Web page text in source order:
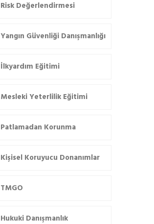
Risk Değerlendirmesi
Yangın Güvenliği Danışmanlığı
İlkyardım Eğitimi
Mesleki Yeterlilik Eğitimi
Patlamadan Korunma
Kişisel Koruyucu Donanımlar
TMGO
Hukuki Danışmanlık